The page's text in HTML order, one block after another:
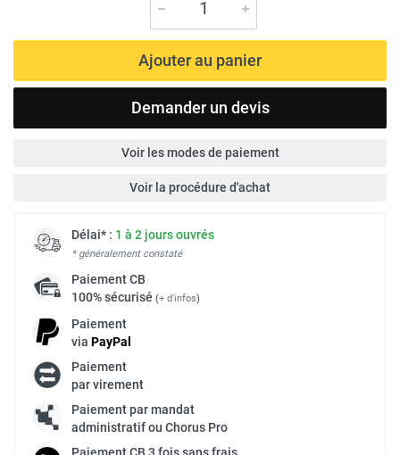
Ajouter au panier
Demander un devis
Voir les modes de paiement
Voir la procédure d'achat
Délai* : 1 à 2 jours ouvrés
* généralement constaté
PaiementCB
100% sécurisé (+ d'infos)
Paiement
via PayPal
Paiement
par virement
Paiement par mandat
administratif ou Chorus Pro
PaiementCB 3 fois sans frais